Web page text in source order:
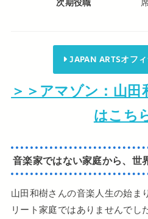
次期役職
JAPAN ARTSオフ
＞＞アマゾン：山
はこち
音楽家ではない家庭から、世
山田和樹さんの音楽人生の始ま
リート家庭ではありませんでし